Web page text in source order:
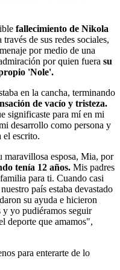
fallecimiento de Nikola
de sus redes sociales,
por medio de una
por quien fuera su
'Nole'.
en la cancha, terminando
de vacío y tristeza.
significaste para mí en mi
desarrollo como persona y
el escrito.
maravillosa esposa, Mia, por
tenía 12 años. Mis padres
para ti. Cuando casi
país estaba devastado
su ayuda e hicieron
y yo pudiéramos seguir
deporte que amamos",
para enterarte de lo